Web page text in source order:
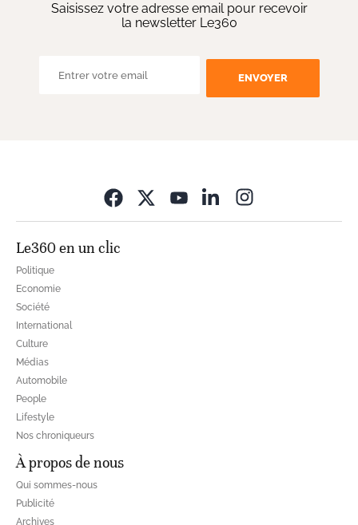
Saisissez votre adresse email pour recevoir
la newsletter Le360
ENVOYER
Le360 en un clic
Politique
Economie
Société
International
Culture
Médias
Automobile
People
Lifestyle
Nos chroniqueurs
À propos de nous
Qui sommes-nous
Publicité
Archives